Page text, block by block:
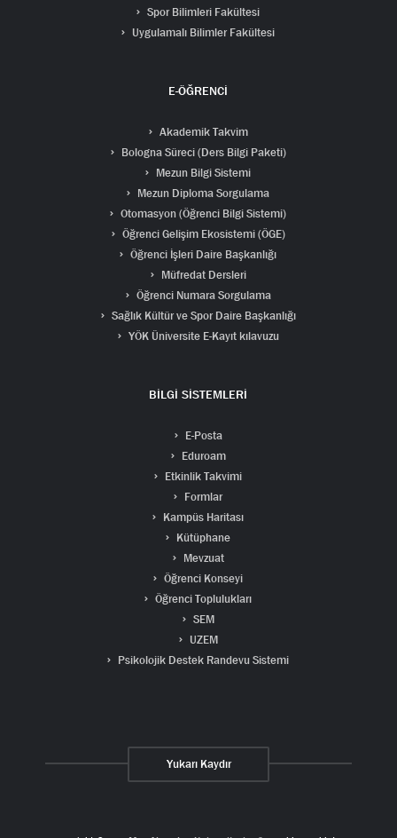
Spor Bilimleri Fakültesi
Uygulamalı Bilimler Fakültesi
E-ÖĞRENCİ
Akademik Takvim
Bologna Süreci (Ders Bilgi Paketi)
Mezun Bilgi Sistemi
Mezun Diploma Sorgulama
Otomasyon (Öğrenci Bilgi Sistemi)
Öğrenci Gelişim Ekosistemi (ÖGE)
Öğrenci İşleri Daire Başkanlığı
Müfredat Dersleri
Öğrenci Numara Sorgulama
Sağlık Kültür ve Spor Daire Başkanlığı
YÖK Üniversite E-Kayıt kılavuzu
BİLGİ SİSTEMLERİ
E-Posta
Eduroam
Etkinlik Takvimi
Formlar
Kampüs Haritası
Kütüphane
Mevzuat
Öğrenci Konseyi
Öğrenci Toplulukları
SEM
UZEM
Psikolojik Destek Randevu Sistemi
Yukarı Kaydır